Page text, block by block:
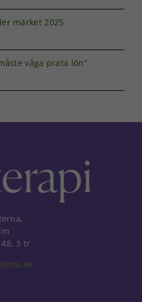
märket 2025
våga prata lön”
3 tr